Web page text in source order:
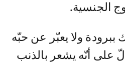
الجنسية.
ببرودة ولا يعبّر عن حبّه
على أنّه يشعر بالذنب